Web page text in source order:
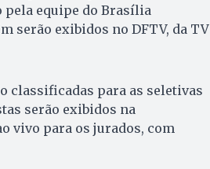
equipe do Brasília
serão exibidos no DFTV, da TV
classificadas para as seletivas
serão exibidos na
vivo para os jurados, com